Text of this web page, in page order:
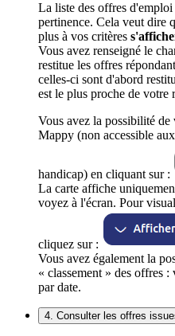
La liste des offres d'emploi
pertinence. Cela veut dire
plus à vos critères
Vous avez renseigné le
restitue les offres
celles-ci sont d'abord
est le plus proche de votre
Vous avez la possibilité
Mappy (non accessible
handicap) en cliquant sur :
La carte affiche
voyez à l'écran. Pour
cliquez sur :
Vous avez également la
« classement » des offres
par date.
4. Consulter les offres